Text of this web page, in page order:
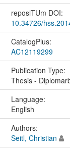
reposiTUm DOI:
10.34726/
CatalogPlus:
AC12119299
Publication Type:
Thesis -
Language:
English
Authors:
Seitl, Christian